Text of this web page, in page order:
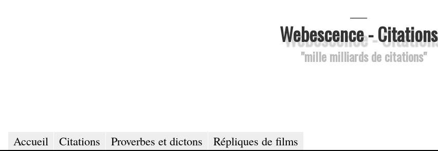
Webescence - Citations
"mille milliards de citations"
Accueil Citations Proverbes et dictons Répliques de films